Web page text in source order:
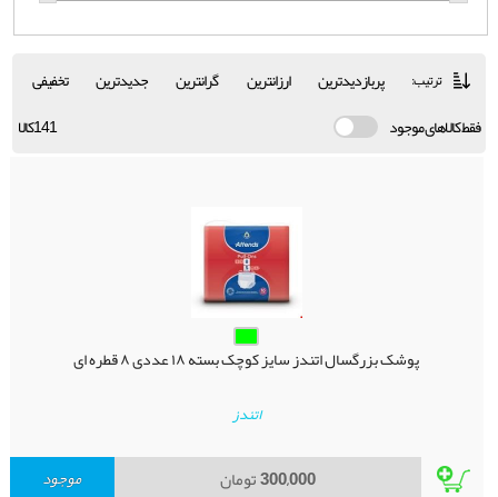
ترتیب: پربازدیدترین ارزانترین گرانترین جدیدترین
تخفیفی
فقط کالاهای موجود
141کالا
پوشک بزرگسال اتندز سایز کوچک بسته ۱۸ عددی ۸ قطره ای
اتندز
300,000تومان موجود